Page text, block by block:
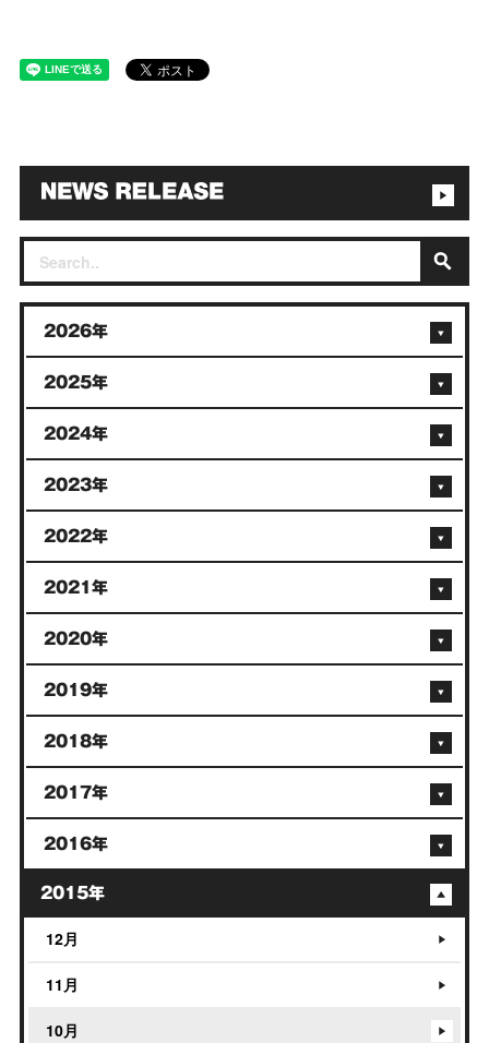
2026年
2025年
2024年
2023年
2022年
2021年
2020年
2019年
2018年
2017年
2016年
2015年
12月
11月
10月